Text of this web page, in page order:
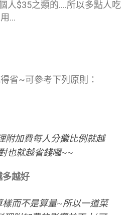
人$35之類的....所以多點人吃
...
省~可參考下列原則：
附加費每人分攤比例就越
也就越省錢囉~~
多越好
而不是算量~所以一道菜